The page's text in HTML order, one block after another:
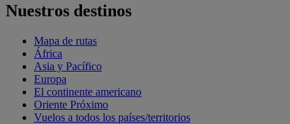
Nuestros destinos
Mapa de rutas
África
Asia y Pacífico
Europa
El continente americano
Oriente Próximo
Vuelos a todos los países/territorios